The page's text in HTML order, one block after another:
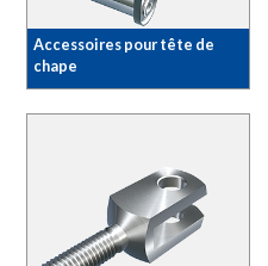
Accessoires pour tête de
chape